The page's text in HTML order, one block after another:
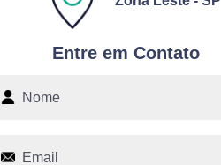
Entre em Contato